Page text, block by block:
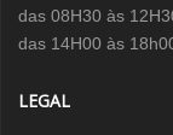
das 08H30 às
das 14H00 às
LEGAL